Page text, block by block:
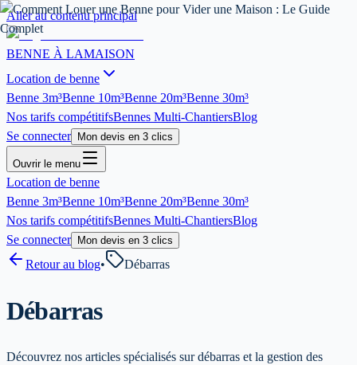
Aller au contenu principal
BENNE À LAMAISON
Location de benne
Benne 3m³Benne 10m³Benne 20m³Benne 30m³
Nos tarifs compétitifsBennes Multi-ChantiersBlog
Se connecter
Mon devis en 3 clics
Ouvrir le menu
Location de benne
Benne 3m³Benne 10m³Benne 20m³Benne 30m³
Nos tarifs compétitifsBennes Multi-ChantiersBlog
Se connecter
Mon devis en 3 clics
Retour au blog• Débarras
Débarras
Découvrez nos articles spécialisés surdébarras et la gestion des